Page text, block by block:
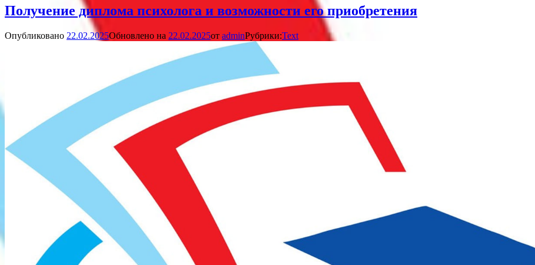
Получение диплома психолога и возможности его приобретения
Опубликовано 22.02.2025Обновлено на 22.02.2025от adminРубрики:Text